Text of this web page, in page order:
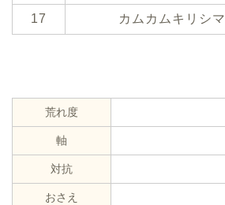
17 カムカムキリシマ
荒れ度
軸
対抗
おさえ